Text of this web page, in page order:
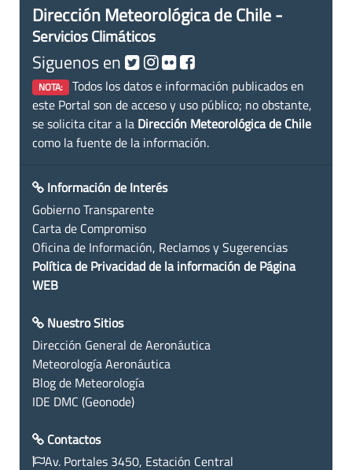
Dirección Meteorológica de Chile -
Servicios Climáticos
Siguenos en
NOTA: Todos los datos e información publicados en
este Portal son de acceso y uso público; no obstante,
se solicita citar a la Dirección Meteorológica de Chile
como la fuente de la información.
Información de Interés
Gobierno Transparente
Carta de Compromiso
Oficina de Información, Reclamos y Sugerencias
Política de Privacidad de la información de Página
WEB
Nuestro Sitios
Dirección General de Aeronáutica
Meteorología Aeronáutica
Blog de Meteorología
IDE DMC (Geonode)
Contactos
Av. Portales 3450, Estación Central